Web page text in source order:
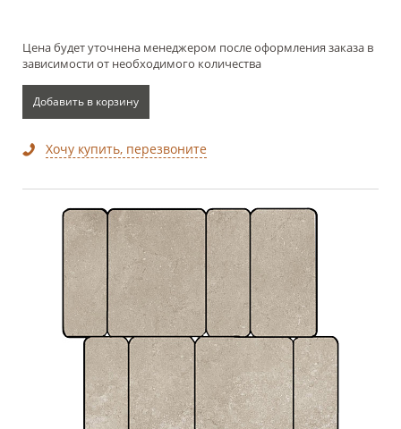
Цена будет уточнена менеджером после оформления заказа в
зависимости от необходимого количества
Добавить в корзину
Хочу купить, перезвоните